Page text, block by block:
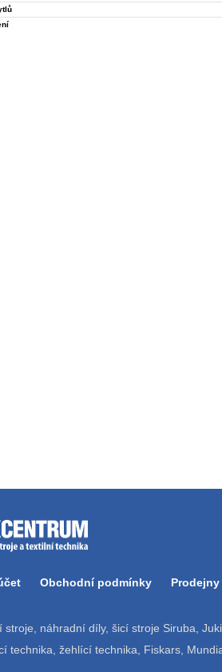
Obchodní podmínky Prodejny
náhradní díly, šicí stroje Siruba,
technika, žehlící technika, Fiskars,